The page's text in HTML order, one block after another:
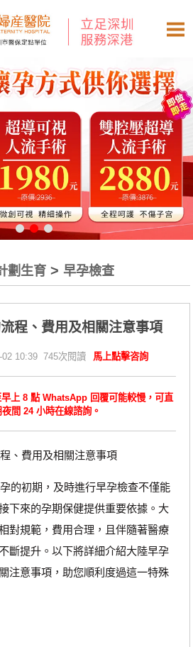
劃生育 >早孕檢查
程、費用及相關注意事項
02 10:39 745次閱讀 馬上點擊咨詢
上 8 點 WhatsApp 回覆可能較慢，可直
間 24 小時在線諮詢。
、費用及相關注意事項
初期，及時進行早孕檢查不僅能
下來的孕期保健提供重要依據。大
對規範，費用合理，且伴隨著醫療
斷提升。以下將詳細介紹大陸早孕
注意事項，助您順利度過這一特殊